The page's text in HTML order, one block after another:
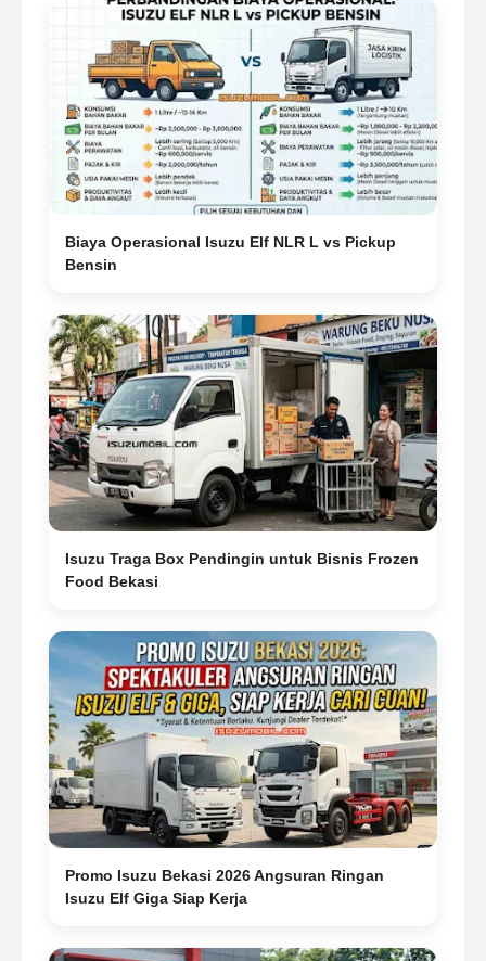
Biaya Operasional Isuzu Elf NLR L vs Pickup
Bensin
Isuzu Traga Box Pendingin untuk Bisnis Frozen
Food Bekasi
Promo Isuzu Bekasi 2026 Angsuran Ringan
Isuzu Elf Giga Siap Kerja